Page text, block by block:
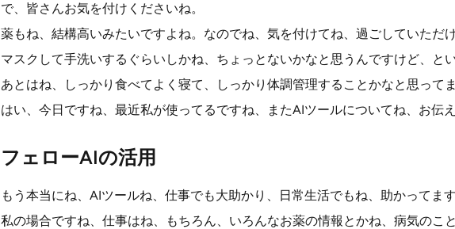
で、皆さんお気を付けくださいね。
薬もね、結構高いみたいですよね。なのでね、気を付けてね、過ごしていただ
マスクして手洗いするぐらいしかね、ちょっとないかなと思うんですけど、と
あとはね、しっかり食べてよく寝て、しっかり体調管理することかなと思ってま
はい、今日ですね、最近私が使ってるですね、またAIツールについてね、お伝
フェローAIの活用
もう本当にね、AIツールね、仕事でも大助かり、日常生活でもね、助かってます
私の場合ですね、仕事はね、もちろん、いろんなお薬の情報とかね、病気のこ